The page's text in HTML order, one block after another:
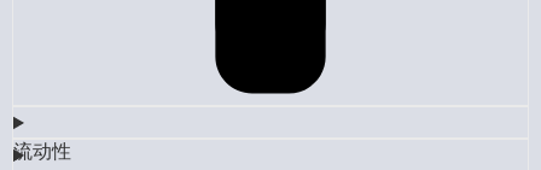
流动性